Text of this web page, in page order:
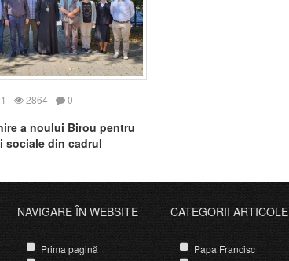
2864 0
a noului Birou pentru
sociale din cadrul
NAVIGARE ÎN WEBSITE
Prima pagină
CATEGORII ARTICOLE
Papa Francisc